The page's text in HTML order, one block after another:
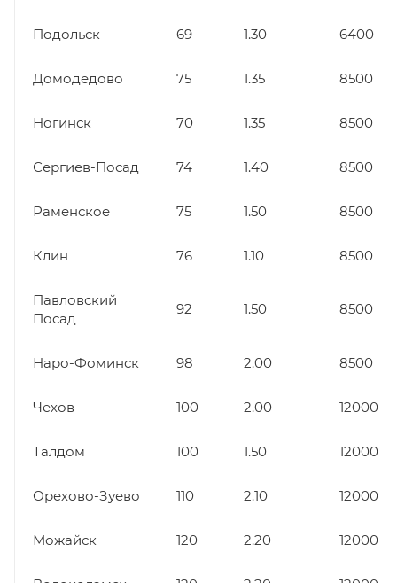
Подольск 69 1.30 6400
Домодедово 75 1.35 8500
Ногинск 70 1.35 8500
Сергиев-Посад 74 1.40 8500
Раменское 75 1.50 8500
Клин 76 1.10 8500
Павловский
Посад
92 1.50 8500
Наро-Фоминск 98 2.00 8500
Чехов 100 2.00 12000
Талдом 100 1.50 12000
Орехово-Зуево 110 2.10 12000
Можайск 120 2.20 12000